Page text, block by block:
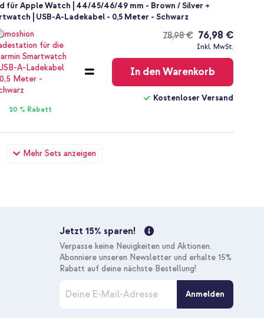
Mehr Sets anzeigen
für Apple Watch | 44/45/46/49 mm - Brown / Silver +
| USB-A-Ladekabel - 0,5 Meter - Schwarz
20 % Rabatt
78,98 €
Kostenloser
76,98 €
Inkl. MwSt.
In den Warenkorb
Kostenloser Versand
für Apple Watch | 44/45/46/49 mm - Brown / Silver +
C- und USB-Anschluss - Power Delivery - 20 Watt - White
Jetzt 15% sparen!
Verpasse keine Neuigkeiten und Aktionen.
Abonniere unseren Newsletter und erhalte 15%
Rabatt auf deine nächste Bestellung!
Anmelden